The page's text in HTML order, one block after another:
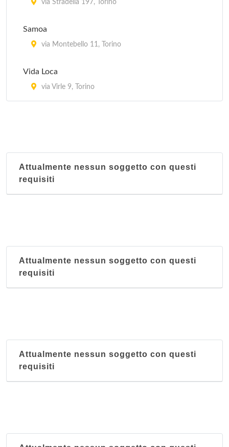
via Stradella 197, Torino
Samoa
via Montebello 11, Torino
Vida Loca
via Virle 9, Torino
Attualmente nessun soggetto con questi
requisiti
Attualmente nessun soggetto con questi
requisiti
Attualmente nessun soggetto con questi
requisiti